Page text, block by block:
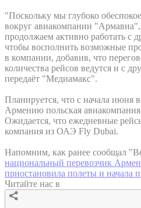
"Поскольку мы глубоко
вокруг авиакомпании "Армавиа",
продолжаем активно работать с
чтобы восполнить возможные
в компании, добавив, что
количества рейсов ведутся и с
передаёт "Медиамакс".
Планируется, что с начала июня
Армению польская
Ожидается, что ежедневные
компания из ОАЭ Fly Dubai.
Напомним, как ранее сообщал
национальный перевозчик
приостановила полеты и начала
Читайте нас в